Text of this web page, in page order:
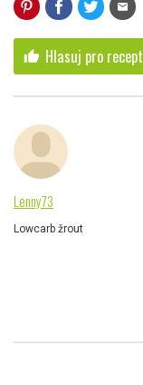
mail
thumb_up Hlasuj pro recept
Lenny73
Lowcarb žrout